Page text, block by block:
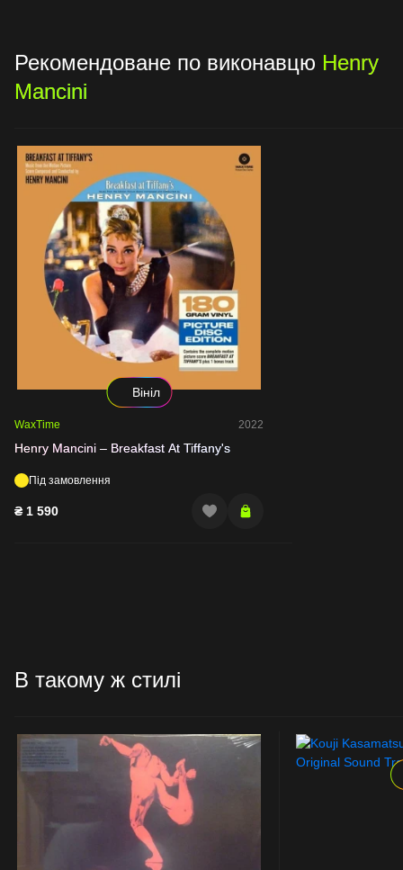
Рекомендоване по виконавцю Henry
Mancini
Вініл
WaxTime 2022
Henry Mancini – Breakfast At Tiffany's
Під замовлення
₴ 1 590
В такому ж стилі